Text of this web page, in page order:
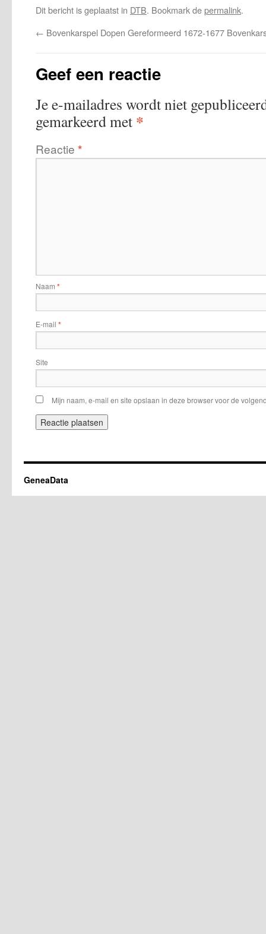
Dit bericht is geplaatst in DTB. Bookmark depermalink.
← Bovenkarspel Dopen Gereformeerd 1672-1677
Geef een reactie
Je e-mailadres wordt niet
gemarkeerd met *
Reactie *
Naam *
E-mail *
Site
Mijn naam, e-mail en site opslaan in deze browser voor de
GeneaData